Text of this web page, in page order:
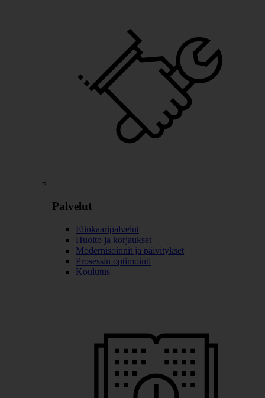
Palvelut
Elinkaaripalvelut
Huolto ja korjaukset
Modernisoinnit ja päivitykset
Prosessin optimointi
Koulutus